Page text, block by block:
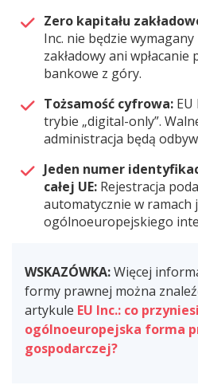
Zero kapitału
Inc. nie będzie
zakładowy ani
bankowe z góry.
Tożsamość cyfrowa: EU
trybie „digital-only”.
administracja będą
Jeden numer
całej UE: Rejestracja
automatycznie w ramach
ogólnoeuropejskiego
WSKAZÓWKA:Więcej
formy prawnej można
artykule EU Inc.: co
ogólnoeuropejska forma
gospodarczej?